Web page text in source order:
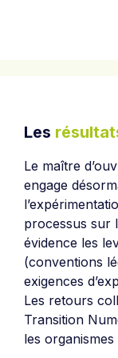
Les
Le maître
engage
processus sur
évidence les
(conventions
exigences
Les retours
Transition
les